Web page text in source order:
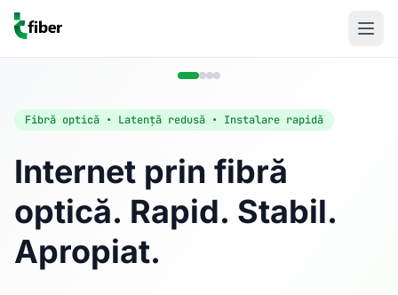
Fibră optică • Latență redusă • Instalare rapidă
Internet prin fibră
optică. Rapid. Stabil.
Apropiat.
Acasă
Internet Rezidențial
Fibră optică până la 1 Gbps, direct în casa ta.